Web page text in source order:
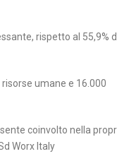
rispetto al 55,9%
umane e 16.000
coinvolto nella
Worx Italy